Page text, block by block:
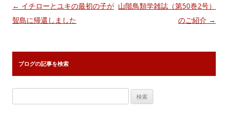
投
稿
ゲ
ー
シ
ョ
← イチローとユキの最初の子が
聟島に帰還しました
山階鳥類学雑誌（第50巻2号）
のご紹介 →
ブログの記事を検索
索: